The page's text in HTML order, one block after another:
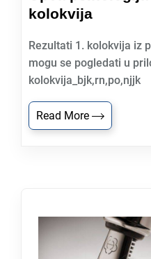
kolokvija
Rezultati 1. kolokvija iz
mogu se pogledati u
kolokvija_bjk,rn,po,njjk
Read More